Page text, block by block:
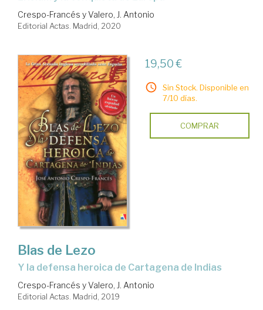
Crespo-Francés y Valero, J. Antonio
Editorial Actas. Madrid, 2020
19,50 €
Sin Stock. Disponible en
7/10 días.
COMPRAR
Blas de Lezo
y la defensa heroica de Cartagena de Indias
Crespo-Francés y Valero, J. Antonio
Editorial Actas. Madrid, 2019